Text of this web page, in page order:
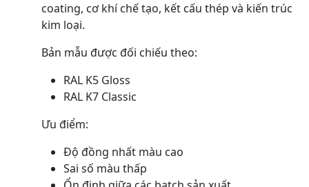
coating, cơ khí chế tạo, kết cấu thép và kiến trúc
kim loại.
Bản mẫu được đối chiếu theo:
RAL K5 Gloss
RAL K7 Classic
Ưu điểm:
Độ đồng nhất màu cao
Sai số màu thấp